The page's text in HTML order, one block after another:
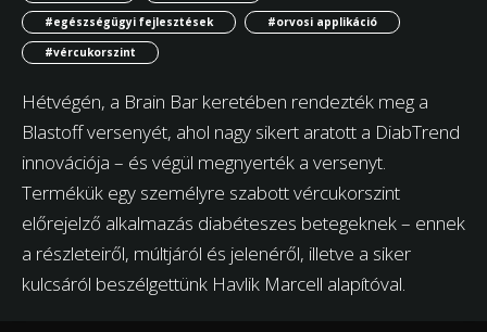
#egészségügyi fejlesztések
#orvosi applikáció
#vércukorszint
Hétvégén, a Brain Bar keretében rendezték meg a
Blastoff versenyét, ahol nagy sikert aratott a DiabTrend
innovációja – és végül megnyerték a versenyt.
Termékük egy személyre szabott vércukorszint
előrejelző alkalmazás diabéteszes betegeknek – ennek
a részleteiről, múltjáról és jelenéről, illetve a siker
kulcsáról beszélgettünk Havlik Marcell alapítóval.